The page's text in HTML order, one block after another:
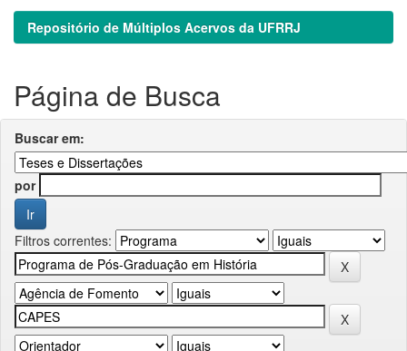
Repositório de Múltiplos Acervos da UFRRJ
Página de Busca
Buscar em:
por
Filtros correntes: